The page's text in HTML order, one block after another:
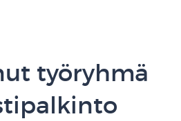
työryhmä